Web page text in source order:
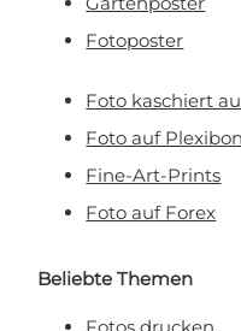
Fotoposter
Foto kaschiert
Foto auf
Fine-Art-Prints
Foto auf Forex
Beliebte Themen